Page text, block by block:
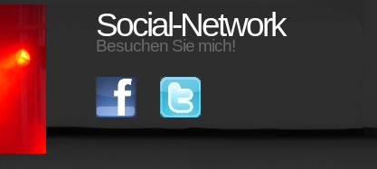
Social-Network
Besuchen Sie mich!